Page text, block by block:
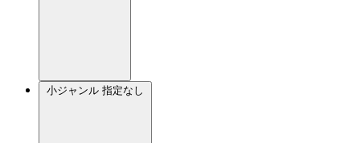
小ジャンル 指定なし